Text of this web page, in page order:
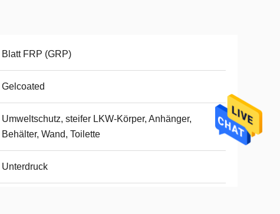
Blatt FRP (GRP)
Gelcoated
Umweltschutz, steifer LKW-Körper, Anhänger,
Behälter, Wand, Toilette
Unterdruck